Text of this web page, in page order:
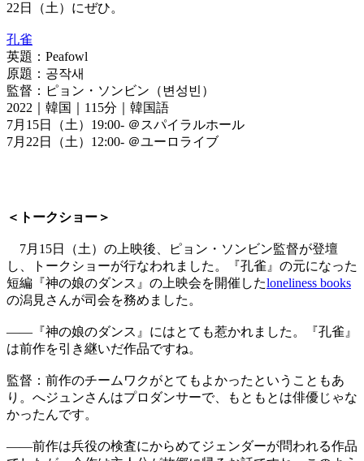
22日（土）にぜひ。
孔雀
英題：Peafowl
原題：공작새
監督：ピョン・ソンビン（변성빈）
2022｜韓国｜115分｜韓国語
7月15日（土）19:00- ＠スパイラルホール
7月22日（土）12:00- ＠ユーロライブ
＜トークショー＞
7月15日（土）の上映後、ピョン・ソンビン監督が登壇
し、トークショーが行なわれました。『孔雀』の元になった
短編『神の娘のダンス』の上映会を開催したloneliness books
の潟見さんが司会を務めました。
――『神の娘のダンス』にはとても惹かれました。『孔雀』
は前作を引き継いだ作品ですね。
監督：前作のチームワクがとてもよかったということもあ
り。へジュンさんはプロダンサーで、もともとは俳優じゃな
かったんです。
――前作は兵役の検査にからめてジェンダーが問われる作品